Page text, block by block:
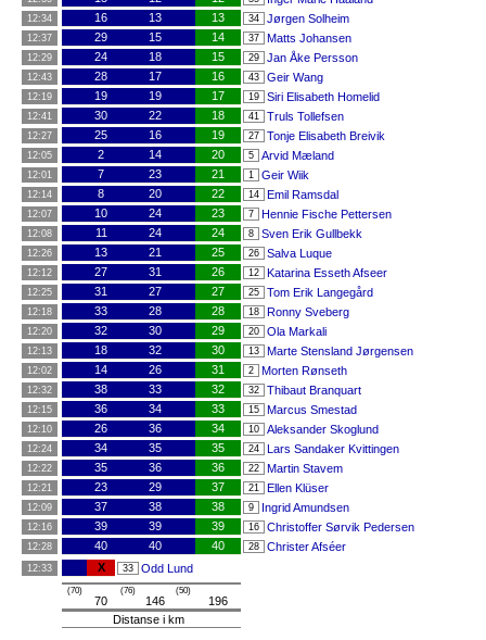
12:34 16 13 13 34 Jørgen Solheim
12:37 29 15 14 37 Matts Johansen
12:29 24 18 15 29 Jan Åke Persson
12:43 28 17 16 43 Geir Wang
12:19 19 19 17 19 Siri Elisabeth Homelid
12:41 30 22 18 41 Truls Tollefsen
12:27 25 16 19 27 Tonje Elisabeth Breivik
12:05 2 14 20 5 Arvid Mæland
12:01 7 23 21 1 Geir Wiik
12:14 8 20 22 14 Emil Ramsdal
12:07 10 24 23 7 Hennie Fische Pettersen
12:08 11 24 24 8 Sven Erik Gullbekk
12:26 13 21 25 26 Salva Luque
12:12 27 31 26 12 Katarina Esseth Afseer
12:25 31 27 27 25 Tom Erik Langegård
12:18 33 28 28 18 Ronny Sveberg
12:20 32 30 29 20 Ola Markali
12:13 18 32 30 13 Marte Stensland Jørgensen
12:02 14 26 31 2 Morten Rønseth
12:32 38 33 32 32 Thibaut Branquart
12:15 36 34 33 15 Marcus Smestad
12:10 26 36 34 10 Aleksander Skoglund
12:24 34 35 35 24 Lars Sandaker Kvittingen
12:22 35 36 36 22 Martin Stavem
12:21 23 29 37 21 Ellen Klüser
12:09 37 38 38 9 Ingrid Amundsen
12:16 39 39 39 16 Christoffer Sørvik Pedersen
12:28 40 40 40 28 Christer Afséer
12:33 X 33 Odd Lund
(70)
70
(76)
146
(50)
196
Distanse i km